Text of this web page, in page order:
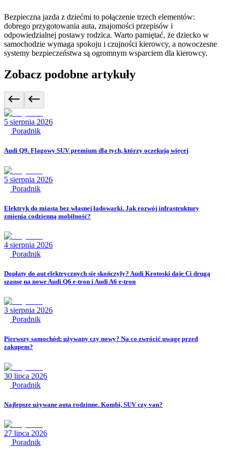
Bezpieczna jazda z dziećmi to połączenie trzech elementów:
dobrego przygotowania auta, znajomości przepisów i
odpowiedzialnej postawy rodzica. Warto pamiętać, że dziecko w
samochodzie wymaga spokoju i czujności kierowcy, a nowoczesne
systemy bezpieczeństwa są ogromnym wsparciem dla kierowcy.
Zobacz podobne artykuły
5 sierpnia 2026
Poradnik
Audi Q9. Flagowy SUV premium dla tych, którzy oczekują więcej
5 sierpnia 2026
Poradnik
Elektryk do miasta bez własnej ładowarki. Jak rozwój infrastruktury
zmienia codzienną mobilność?
4 sierpnia 2026
Poradnik
Dopłaty do aut elektrycznych się skończyły? Audi Krotoski daje Ci drugą
szansę na nowe Audi Q6 e-tron i Audi A6 e-tron
3 sierpnia 2026
Poradnik
Pierwszy samochód: używany czy nowy? Na co zwrócić uwagę przed
zakupem?
30 lipca 2026
Poradnik
Najlepsze używane auta rodzinne. Kombi, SUV czy van?
27 lipca 2026
Poradnik